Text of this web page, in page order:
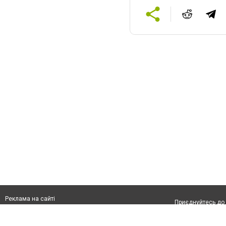
Реклама на сайті
Приєднуйтесь до